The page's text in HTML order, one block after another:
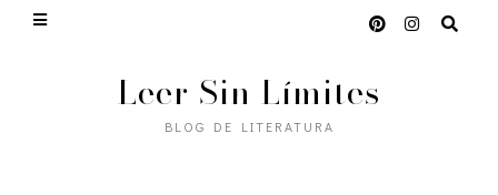
Leer Sin Límites
BLOG DE LITERATURA